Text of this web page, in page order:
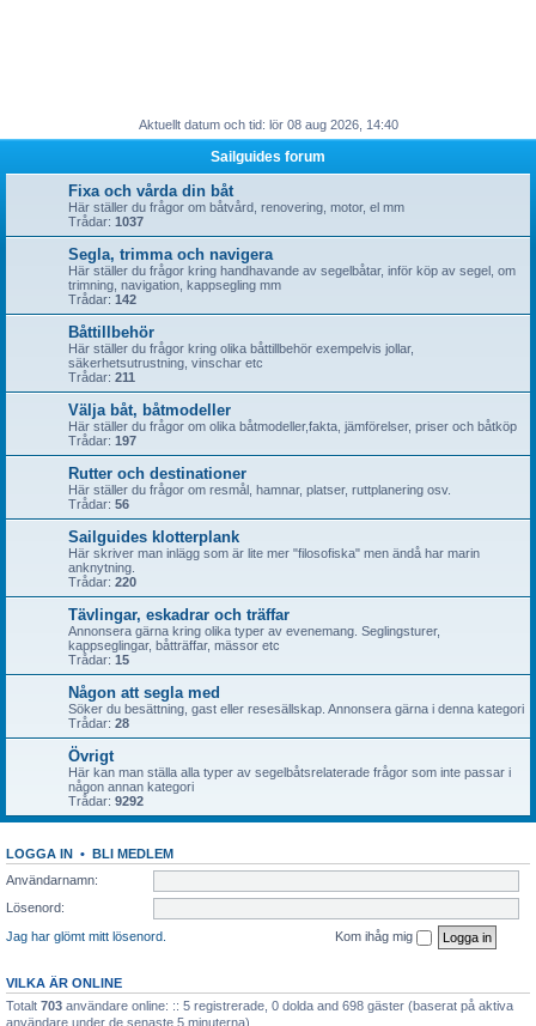
Aktuellt datum och tid: lör 08 aug 2026, 14:40
Sailguides forum
Fixa och vårda din båt
Här ställer du frågor om båtvård, renovering, motor, el mm
Trådar: 1037
Segla, trimma och navigera
Här ställer du frågor kring handhavande av segelbåtar, inför köp av segel, om
trimning, navigation, kappsegling mm
Trådar: 142
Båttillbehör
Här ställer du frågor kring olika båttillbehör exempelvis jollar,
säkerhetsutrustning, vinschar etc
Trådar: 211
Välja båt, båtmodeller
Här ställer du frågor om olika båtmodeller,fakta, jämförelser, priser och båtköp
Trådar: 197
Rutter och destinationer
Här ställer du frågor om resmål, hamnar, platser, ruttplanering osv.
Trådar: 56
Sailguides klotterplank
Här skriver man inlägg som är lite mer "filosofiska" men ändå har marin
anknytning.
Trådar: 220
Tävlingar, eskadrar och träffar
Annonsera gärna kring olika typer av evenemang. Seglingsturer,
kappseglingar, båtträffar, mässor etc
Trådar: 15
Någon att segla med
Söker du besättning, gast eller resesällskap. Annonsera gärna i denna kategori
Trådar: 28
Övrigt
Här kan man ställa alla typer av segelbåtsrelaterade frågor som inte passar i
någon annan kategori
Trådar: 9292
LOGGA IN • BLI MEDLEM
Användarnamn:
Lösenord:
Jag har glömt mitt lösenord.
Kom ihåg mig
VILKA ÄR ONLINE
Totalt 703 användare online: :: 5 registrerade, 0 dolda and 698 gäster (baserat på aktiva
användare under de senaste 5 minuterna)